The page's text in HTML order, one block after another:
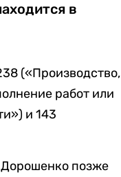
в
(«Производство,
работ или
и 143
позже